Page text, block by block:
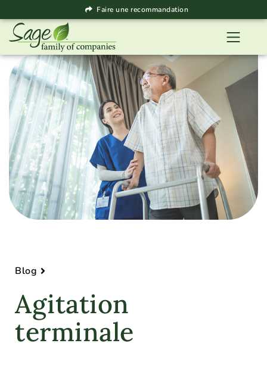
Faire une recommandation
Blog
Agitation
terminale